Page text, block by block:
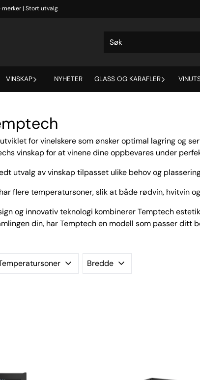
| Stort utvalg
VINSKAP NYHETER GLASS OG KARAFLER
for vinelskere som ønsker optimal lagring og
vinskap for at vinene dine oppbevares under
utvalg av vinskap tilpasset ulike behov og
flere temperatursoner, slik at både rødvin, hvitvin
og innovativ teknologi kombinerer Temptech
din, har Temptech en modell som passer ditt
Bredde